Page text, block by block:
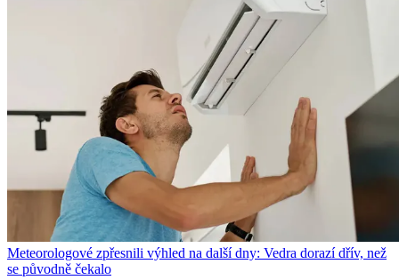
Meteorologové zpřesnili výhled na další dny: Vedra dorazí dřív, než
se původně čekalo